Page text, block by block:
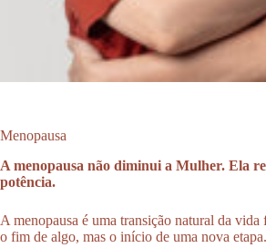
Menopausa
A menopausa não diminui a Mulher. Ela
potência.
A menopausa é uma transição natural da
o fim de algo, mas o início de uma nova etapa.